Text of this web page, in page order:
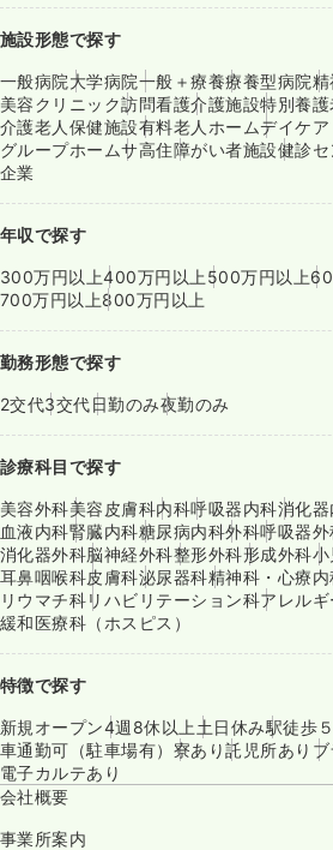
施設形態で探す
一般病院大学病院一般＋療養療養型病院精
美容クリニック訪問看護介護施設特別養護
介護老人保健施設有料老人ホームデイケ
グループホームサ高住障がい者施設健診セ
企業
年収で探す
300万円以上400万円以上 500万円以上
700万円以上800万円以上
勤務形態で探す
2交代3交代日勤のみ夜勤のみ
診療科目で探す
美容外科美容皮膚科内科呼吸器内科消化
血液内科腎臓内科糖尿病内科外科呼吸器外
消化器外科脳神経外科整形外科形成外科
耳鼻咽喉科皮膚科泌尿器科精神科・心療内
リウマチ科リハビリテーション科アレル
緩和医療科（ホスピス）
特徴で探す
新規オープン4週8休以上 土日休み駅徒歩
車通勤可（駐車場有） 寮あり託児所あり
電子カルテあり
会社概要
事業所案内